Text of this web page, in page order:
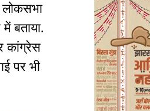
लोकसभा
बताया.
कांग्रेस
पर भी